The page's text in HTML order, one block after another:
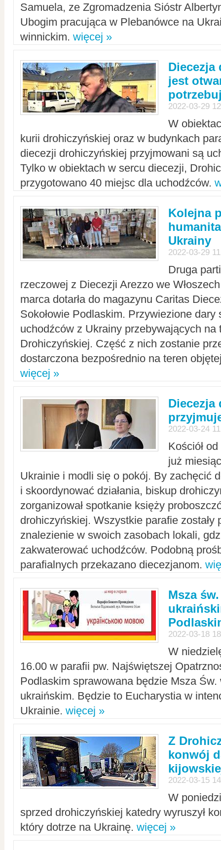
Samuela, ze Zgromadzenia Sióstr
Ubogim pracująca w Plebanówce na
winnickim. więcej »
Diecezja
jest
2022-03-29
W
kurii drohiczyńskiej oraz w budynkach
diecezji drohiczyńskiej przyjmowani są
Tylko w obiektach w sercu diecezji,
przygotowano 40 miejsc dla uchodźców.
Kolejna
Ukrainy
2022-03-29
Druga
rzeczowej z Diecezji Arezzo we
marca dotarła do magazynu Caritas
Sokołowie Podlaskim. Przywiezione dary
uchodźców z Ukrainy przebywających na
Drohiczyńskiej. Część z nich zostanie
dostarczona bezpośrednio na teren
więcej »
Diecezja
2022-03-24
Kościół
już
Ukrainie i modli się o pokój. By zachęcić
i skoordynować działania, biskup
zorganizował spotkanie księży
drohiczyńskiej. Wszystkie parafie zostały
znalezienie w swoich zasobach lokali,
zakwaterować uchodźców. Podobną
parafialnych przekazano diecezjanom.
Msza
2022-03-18
W
16.00 w parafii pw. Najświętszej
Podlaskim sprawowana będzie Msza Św.
ukraińskim. Będzie to Eucharystia w
Ukrainie. więcej »
Z
konwój
2022-03-15
W
sprzed drohiczyńskiej katedry wyruszył
który dotrze na Ukrainę. więcej »